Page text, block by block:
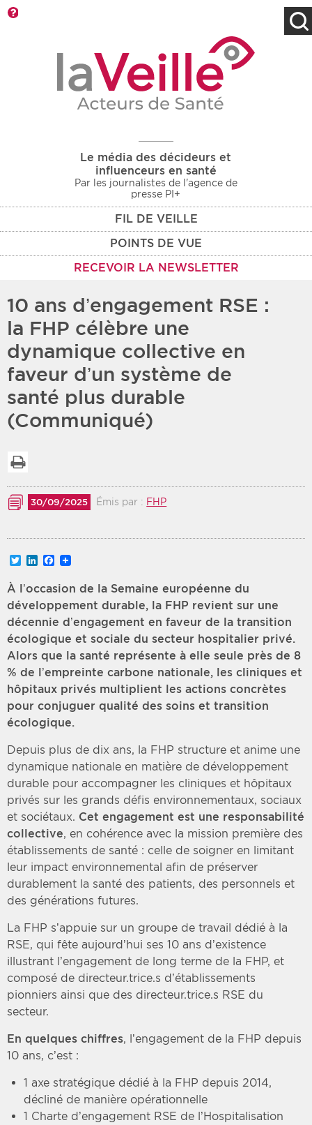
Le média des décideurs et
influenceurs en santé
Par les journalistes de l'agence de
presse PI+
FIL DE VEILLE
POINTS DE VUE
RECEVOIR LA NEWSLETTER
Rendez-vous des 7
prochains jours
Recherche par mots clés
Type d'information
Rendez-vous
Protection sociale
Médico-social
Zone géographique
Période
Choisir une date de débutChoisir une date de finChronologique
Inversé
10 ans d’engagement RSE :
la FHP célèbre une
dynamique collective en
faveur d’un système de
santé plus durable
(Communiqué)
30/09/2025 Émis par : FHP
TwitterLinkedInFacebook
À l’occasion de la Semaine européenne du
développement durable, la FHP revient sur une
décennie d’engagement en faveur de la transition
écologique et sociale du secteur hospitalier privé.
Alors que la santé représente à elle seule près de 8
% de l’empreinte carbone nationale, les cliniques et
hôpitaux privés multiplient les actions concrètes
pour conjuguer qualité des soins et transition
écologique.
Depuis plus de dix ans, la FHP structure et anime une
dynamique nationale en matière de développement
durable pour accompagner les cliniques et hôpitaux
privés sur les grands défis environnementaux, sociaux
et sociétaux. Cet engagement est une responsabilité
collective, en cohérence avec la mission première des
établissements de santé : celle de soigner en limitant
leur impact environnemental afin de préserver
durablement la santé des patients, des personnels et
des générations futures.
La FHP s’appuie sur un groupe de travail dédié à la
RSE, qui fête aujourd’hui ses 10 ans d’existence
illustrant l’engagement de long terme de la FHP, et
composé de directeur.trice.s d’établissements
pionniers ainsi que des directeur.trice.s RSE du
secteur.
En quelques chiffres, l’engagement de la FHP depuis
10 ans, c’est :
1 axe stratégique dédié à la FHP depuis 2014,
décliné de manière opérationnelle
1 Charte d’engagement RSE de l’Hospitalisation